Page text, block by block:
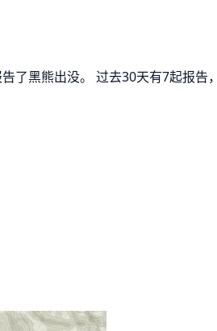
了黑熊出没。 过去30天有7起报